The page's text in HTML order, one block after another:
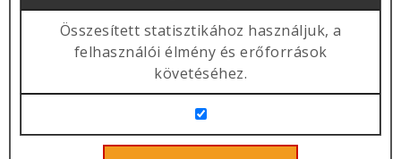
Összesített statisztikához használjuk, a
felhasználói élmény és erőforrások
követéséhez.